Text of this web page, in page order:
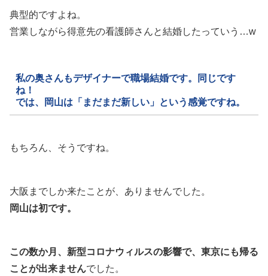
典型的ですよね。
営業しながら得意先の看護師さんと結婚したっていう…w
私の奥さんもデザイナーで職場結婚です。同じです
ね！
では、岡山は「まだまだ新しい」という感覚ですね。
もちろん、そうですね。
大阪までしか来たことが、ありませんでした。
岡山は初です。
この数か月、新型コロナウィルスの影響で、東京にも帰る
ことが出来ませんでした。